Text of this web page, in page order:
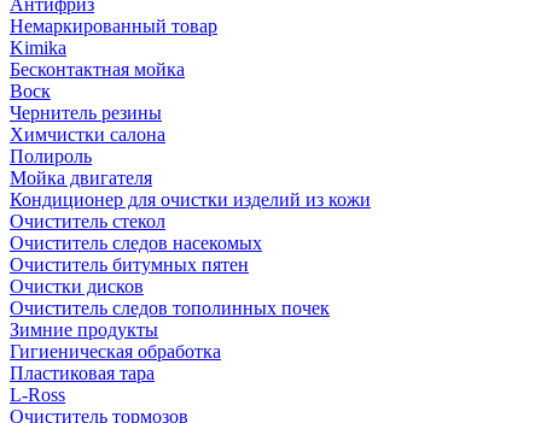
Антифриз
Немаркированный товар
Kimika
Бесконтактная мойка
Воск
Чернитель резины
Химчистки салона
Полироль
Мойка двигателя
Кондиционер для очистки изделий из кожи
Очиститель стекол
Очиститель следов насекомых
Очиститель битумных пятен
Очистки дисков
Очиститель следов тополинных почек
Зимние продукты
Гигиеническая обработка
Пластиковая тара
L-Ross
Очиститель тормозов